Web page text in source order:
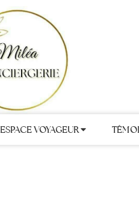
ESPACE VOYAGEUR